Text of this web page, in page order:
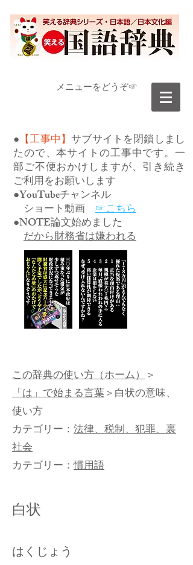
​メニューをどうぞ☞
● 【工事中】サブサイトを閉鎖しまし
たので、本サイトの工事中です。一
部ご不便おかけしますが、引き続き
ご利用をお願いします
●YouTubeチャンネル
ショート動画 ☞こちら
●NOTE論文始めました
だから財務省は嫌われる
この辞典の使い方（ホーム）＞
「は」で始まる言葉＞白状の意味、
使い方
カテゴリー： 法律、税制、犯罪、裏
社会
カテゴリー：慣用語
白状
はくじょう